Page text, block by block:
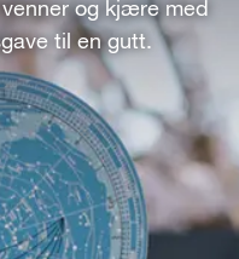
og kjære med
til en gutt.